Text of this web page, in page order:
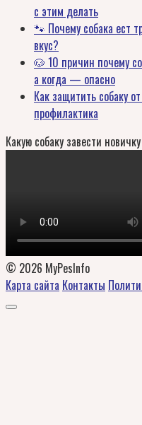
с этим делать
🐾 Почему собака ест
вкус?
🐶 10 причин почему
а когда — опасно
Как защитить собаку
профилактика
Какую собаку завести новичку
© 2026 MyPesInfo
Карта сайта Контакты